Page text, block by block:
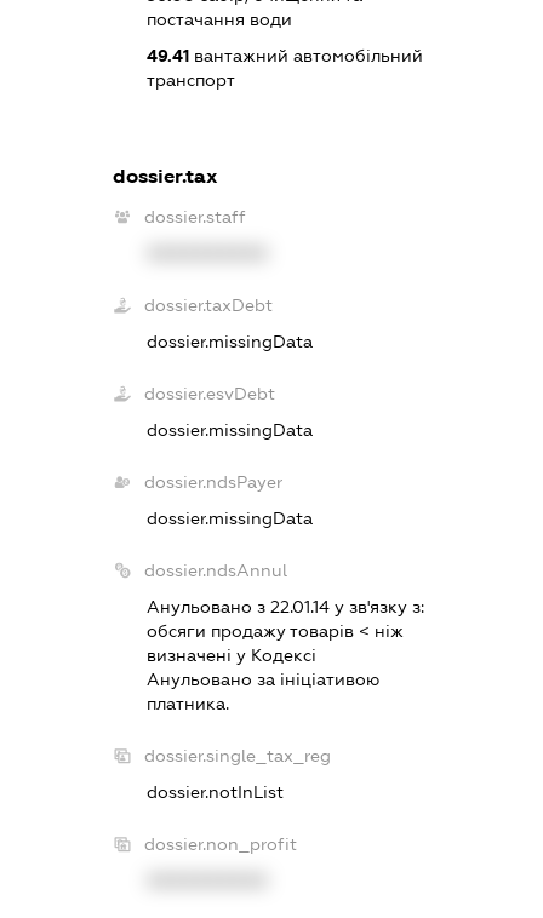
постачання води
49.41 вантажний автомобільний
транспорт
dossier.tax
dossier.staff
dossier.taxDebt
dossier.missingData
dossier.esvDebt
dossier.missingData
dossier.ndsPayer
dossier.missingData
dossier.ndsAnnul
Анульовано з 22.01.14 у зв'язку з:
обсяги продажу товарiв < нiж
визначенi у Кодексi
Анульовано за iнiцiативою
платника.
dossier.single_tax_reg
dossier.notInList
dossier.non_profit